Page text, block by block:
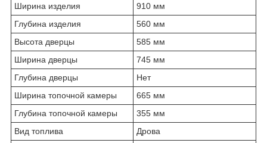
Ширина изделия
910 мм
Глубина изделия
560 мм
Высота дверцы
585 мм
Ширина дверцы
745 мм
Глубина дверцы
Нет
Ширина топочной камеры
665 мм
Глубина топочной камеры
355 мм
Вид топлива
Дрова